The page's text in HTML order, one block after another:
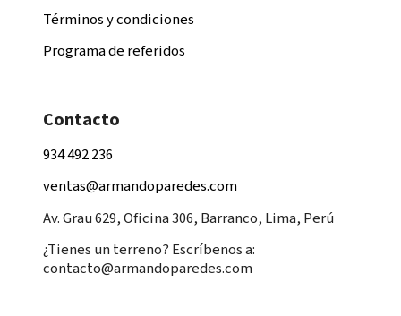
Términos y condiciones
Programa de referidos
Contacto
934 492 236
ventas@armandoparedes.com
Av. Grau 629, Oficina 306, Barranco, Lima, Perú
¿Tienes un terreno? Escríbenos a:
contacto@armandoparedes.com